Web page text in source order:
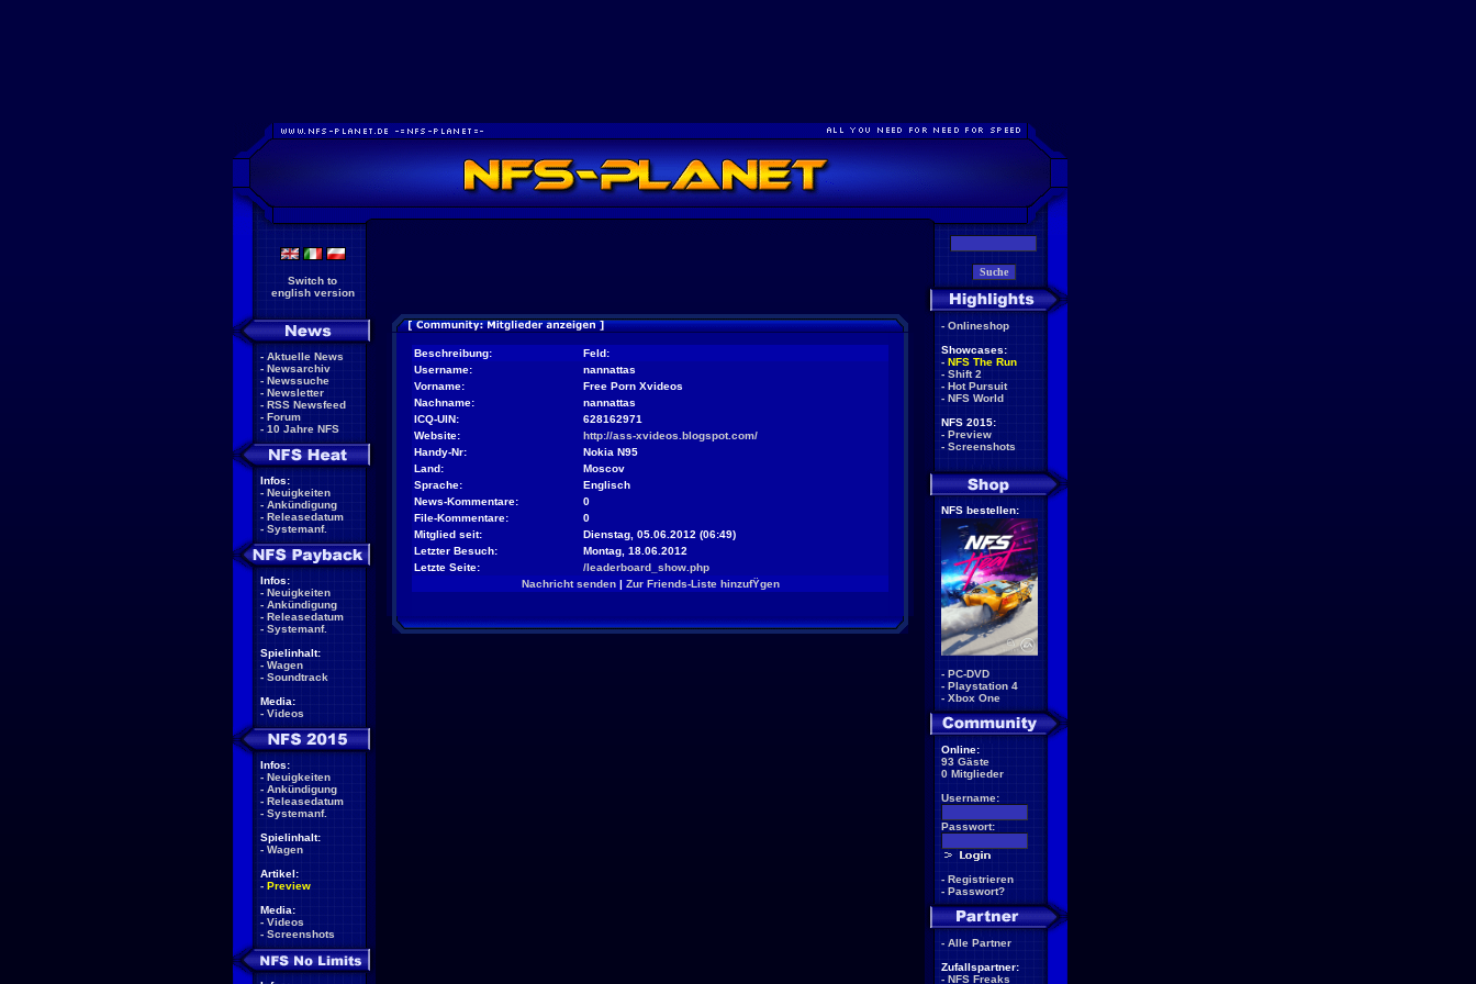
Switch to
english version
- Aktuelle News
- Newsarchiv
- Newssuche
- Newsletter
- RSS Newsfeed
- Forum
- 10 Jahre NFS
Infos:
- Neuigkeiten
- Ankündigung
- Releasedatum
- Systemanf.
Infos:
- Neuigkeiten
- Ankündigung
- Releasedatum
- Systemanf.
Spielinhalt:
- Wagen
- Soundtrack
Media:
- Videos
Infos:
- Neuigkeiten
- Ankündigung
- Releasedatum
- Systemanf.
Spielinhalt:
- Wagen
Artikel:
- Preview
Media:
- Videos
- Screenshots
Beschreibung:
Feld:
Username:
nannattas
Vorname:
Free Porn Xvideos
Nachname:
nannattas
ICQ-UIN:
628162971
Website:
http://ass-xvideos.blogspot.com/
Handy-Nr:
Nokia N95
Land:
Moscov
Sprache:
Englisch
News-Kommentare:
0
File-Kommentare:
0
Mitglied seit:
Dienstag, 05.06.2012 (06:49)
Letzter Besuch:
Montag, 18.06.2012
Letzte Seite:
/leaderboard_show.php
Nachricht senden| Zur Friends-Liste hinzufŸgen
- Onlineshop
Showcases:
- NFS The Run
- Shift 2
- Hot Pursuit
- NFS World
NFS 2015:
- Preview
- Screenshots
NFS bestellen:
- PC-DVD
- Playstation 4
- Xbox One
Online:
93 Gäste
0 Mitglieder
Username:
Passwort:
- Registrieren
- Passwort?
- Alle Partner
Zufallspartner:
- NFS Freaks